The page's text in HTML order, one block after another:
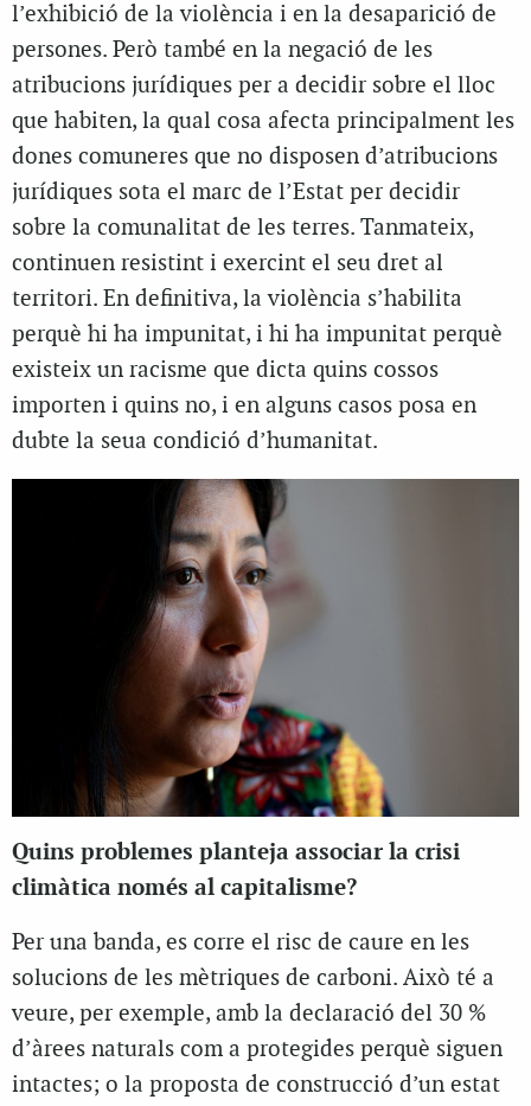
l’exhibició de la violència i en la desaparició de
persones. Però també en la negació de les
atribucions jurídiques per a decidir sobre el lloc
que habiten, la qual cosa afecta principalment les
dones comuneres que no disposen d’atribucions
jurídiques sota el marc de l’Estat per decidir
sobre la comunalitat de les terres. Tanmateix,
continuen resistint i exercint el seu dret al
territori. En definitiva, la violència s’habilita
perquè hi ha impunitat, i hi ha impunitat perquè
existeix un racisme que dicta quins cossos
importen i quins no, i en alguns casos posa en
dubte la seua condició d’humanitat.
Quins problemes planteja associar la crisi
climàtica només al capitalisme?
Per una banda, es corre el risc de caure en les
solucions de les mètriques de carboni. Això té a
veure, per exemple, amb la declaració del 30 %
d’àrees naturals com a protegides perquè siguen
intactes; o la proposta de construcció d’un estat